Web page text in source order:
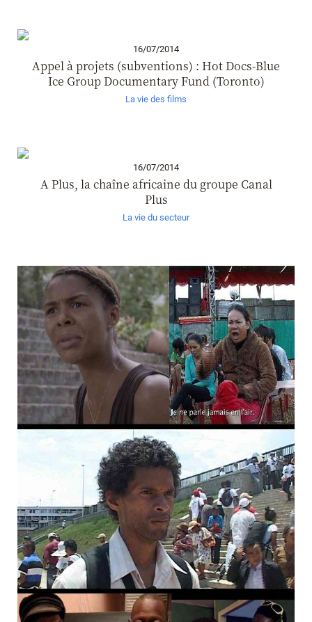
16/07/2014
Appel à projets (subventions) : Hot Docs-Blue
Ice Group Documentary Fund (Toronto)
La vie des films
16/07/2014
A Plus, la chaîne africaine du groupe Canal
Plus
La vie du secteur